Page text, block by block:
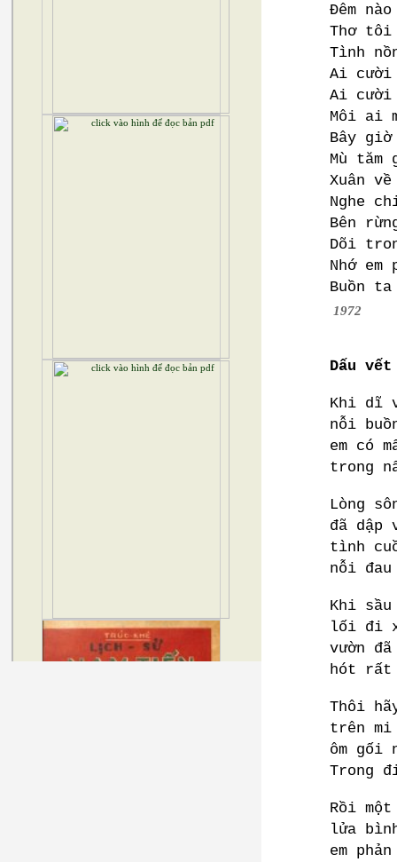
Đêm
Thơ tôi
Tình
Ai cười
Ai cười
Môi ai
Bây
Mù
Xuân
Nghe
Bên
Dõi
Nhớ
Buồn
1972
Dấu vết
Khi dĩ
nỗi
em có
trong
Lòng
đã dập
tình
nỗi
Khi sầu
lối đi
vườn
hót rất
Thôi
trên mi
ôm gối
Trong
Rồi
lửa
em